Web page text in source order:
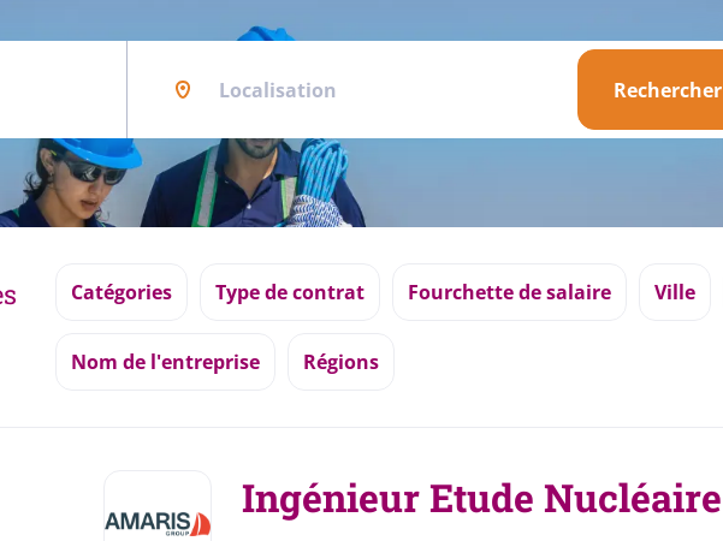
Rechercher
Rechercher
Catégories Type de contrat Fourchette de salaire Ville
Nom de l'entreprise Régions
list
Ingénieur Etude Nucléaire